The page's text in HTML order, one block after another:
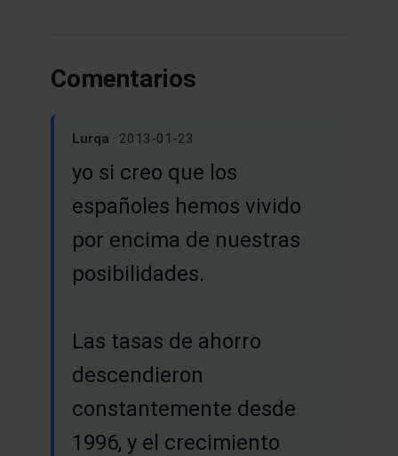
Comentarios
Lurqa · 2013-01-23
yo si creo que los
españoles hemos vivido
por encima de nuestras
posibilidades.
Las tasas de ahorro
descendieron
constantemente desde
1996, y el crecimiento